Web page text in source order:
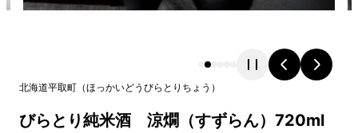
北海道平取町 （ほっかいどう びらとりちょう ）
びらとり純米酒 涼燗（すずらん）720ml